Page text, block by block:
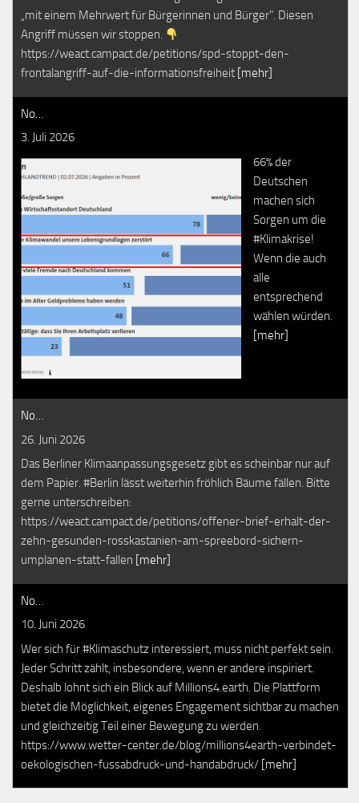
„mit einem Mehrwert für Bürgerinnen und Bürger". Diesen
Angriff müssen wir stoppen.
https://weact.campact.de/petitions/spd-stoppt-den-
frontalangriff-auf-die-informationsfreiheit [mehr]
No…
3. Juli 2026
66% der
Deutschen
machen sich
Sorgen um die
#Klimakrise!
Wenn die auch
alle
entsprechend
wählen würden.
[mehr]
No…
26. Juni 2026
Das Berliner Klimaanpassungsgesetz gibt es scheinbar nur auf
dem Papier. #Berlin lässt weiterhin fröhlich Bäume fällen. Bitte
gerne unterschreiben:
https://weact.campact.de/petitions/offener-brief-erhalt-der-
zehn-gesunden-rosskastanien-am-spreebord-sichern-
umplanen-statt-fallen [mehr]
No…
10. Juni 2026
Wer sich für #Klimaschutz interessiert, muss nicht perfekt sein.
Jeder Schritt zählt, insbesondere, wenn er andere inspiriert.
Deshalb lohnt sich ein Blick auf Millions4.earth. Die Plattform
bietet die Möglichkeit, eigenes Engagement sichtbar zu machen
und gleichzeitig Teil einer Bewegung zu werden.
https://www.wetter-center.de/blog/millions4earth-verbindet-
oekologischen-fussabdruck-und-handabdruck/ [mehr]